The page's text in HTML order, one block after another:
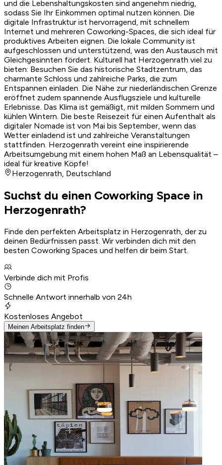
und die Lebenshaltungskosten sind angenehm niedrig,
sodass Sie Ihr Einkommen optimal nutzen können. Die
digitale Infrastruktur ist hervorragend, mit schnellem
Internet und mehreren Coworking-Spaces, die sich ideal für
produktives Arbeiten eignen. Die lokale Community ist
aufgeschlossen und unterstützend, was den Austausch mit
Gleichgesinnten fördert. Kulturell hat Herzogenrath viel zu
bieten: Besuchen Sie das historische Stadtzentrum, das
charmante Schloss und zahlreiche Parks, die zum
Entspannen einladen. Die Nähe zur niederländischen Grenze
eröffnet zudem spannende Ausflugsziele und kulturelle
Erlebnisse. Das Klima ist gemäßigt, mit milden Sommern und
kühlen Wintern. Die beste Reisezeit für einen Aufenthalt als
digitaler Nomade ist von Mai bis September, wenn das
Wetter einladend ist und zahlreiche Veranstaltungen
stattfinden. Herzogenrath vereint eine inspirierende
Arbeitsumgebung mit einem hohen Maß an Lebensqualität –
ideal für kreative Köpfe!
Herzogenrath, Deutschland
Suchst du einen Coworking Space in
Herzogenrath?
Finde den perfekten Arbeitsplatz in Herzogenrath, der zu
deinen Bedürfnissen passt. Wir verbinden dich mit den
besten Coworking Spaces und helfen dir beim Start.
Verbinde dich mit Profis
Schnelle Antwort innerhalb von 24h
Kostenloses Angebot
Meinen Arbeitsplatz finden